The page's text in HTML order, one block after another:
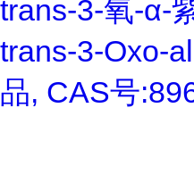
trans-3-氧-α-
trans-3-Oxo-
品, CAS号